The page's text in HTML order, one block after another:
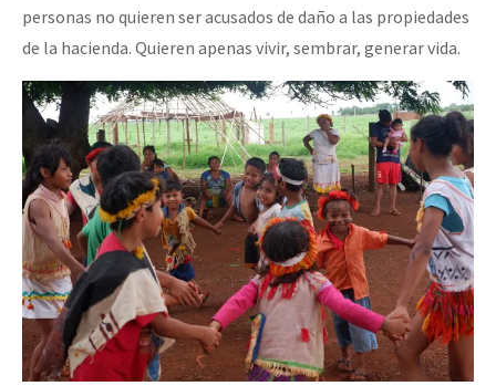
COVID-19
Eventos
Contacto
personas no quieren ser acusados de daño a las propiedades
de la hacienda. Quieren apenas vivir, sembrar, generar vida.